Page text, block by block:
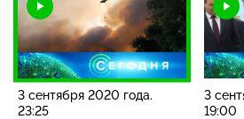
3 сентября 2020 года.
23:25
3
19:00